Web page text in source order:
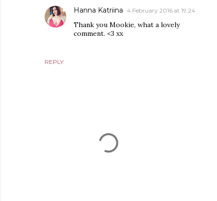
REPLY
Hanna Katriina 4 February 2016 at 19:24
Thank you Mookie, what a lovely
comment. <3 xx